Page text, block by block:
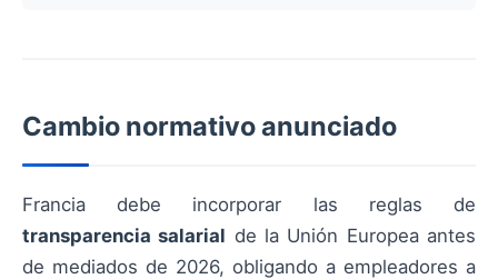
Cambio normativo anunciado
Francia debe incorporar las reglas de
transparencia salarial de la Unión Europea antes
de mediados de 2026, obligando a empleadores a